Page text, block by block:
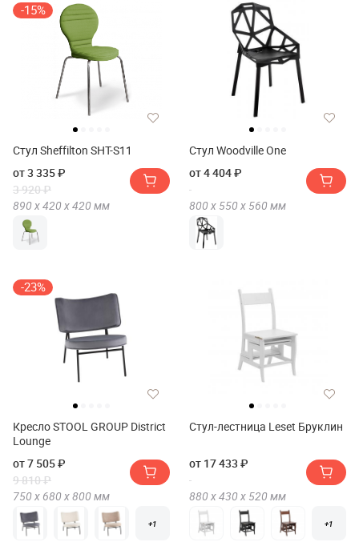
-15%
Стул Sheffilton SHT-S11
от 3 335 ₽
3 920 ₽
890 х420 х420 мм
Стул Woodville One
от 4 404 ₽
800 х 550 х 560 мм
-23%
Кресло STOOL GROUP District
Lounge
от 7 505 ₽
9 810 ₽
750 х 680 х800 мм
+1
Стул-лестница Leset Бруклин
от 17 433 ₽
880 х430 х 520 мм
+1